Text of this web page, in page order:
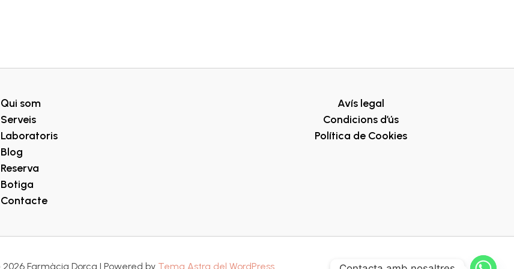
Qui som
Serveis
Laboratoris
Blog
Reserva
Botiga
Contacte
Avís legal
Condicions d’ús
Política de Cookies
Farmàcia Dorca | Powered by Tema Astra del WordPress